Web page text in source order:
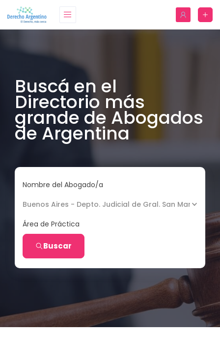
Buscá en el
Directorio más
grande de Abogados
de Argentina
Nombre del Abogado/a
Buenos Aires - Depto. Judicial de Gral. San Martín
Área de Práctica
Buscar